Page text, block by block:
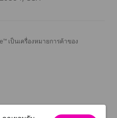
เป็นเครื่องหมายการค้าของ